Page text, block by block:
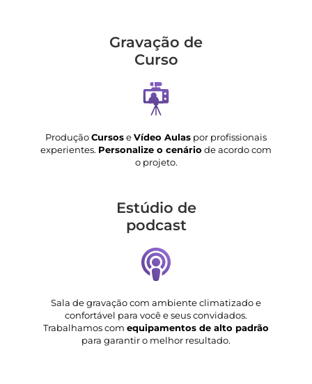
Gravação de
Curso
ProduçãoCursoseVídeo Aulas por profissionais
experientes. Personalize o cenário de acordo com
o projeto.
Estúdio de
podcast
Sala de gravação com ambiente climatizado e
confortável para você e seus convidados.
Trabalhamos com equipamentos de alto padrão
para garantir o melhor resultado.